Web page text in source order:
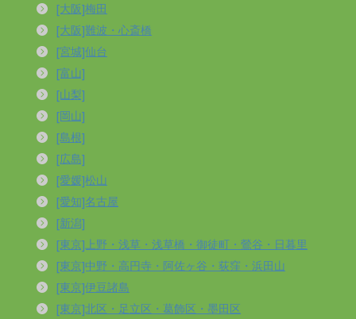
[大阪]梅田
[大阪]難波・心斎橋
[宮城]仙台
[富山]
[山梨]
[岡山]
[島根]
[広島]
[愛媛]松山
[愛知]名古屋
[新潟]
[東京]上野・浅草・浅草橋・御徒町・鶯谷・日暮里
[東京]中野・高円寺・阿佐ヶ谷・荻窪・浜田山
[東京]伊豆諸島
[東京]北区・足立区・葛飾区・墨田区